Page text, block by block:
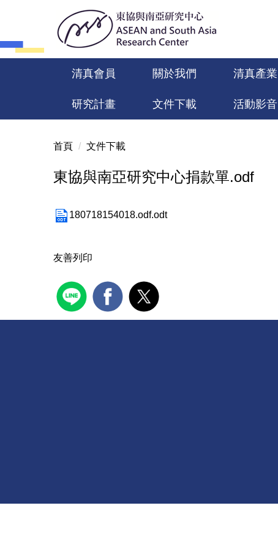
主
清真會員 關於我們 清真產業
研究計畫 文件下載 活動影音
首頁 文件下載
東協與南亞研究中心捐款單.odf
180718154018.odf.odt
友善列印